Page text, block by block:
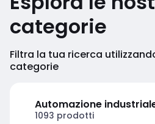
categorie
Filtra la tua ricerca
categorie
Automazione
1093 prodotti